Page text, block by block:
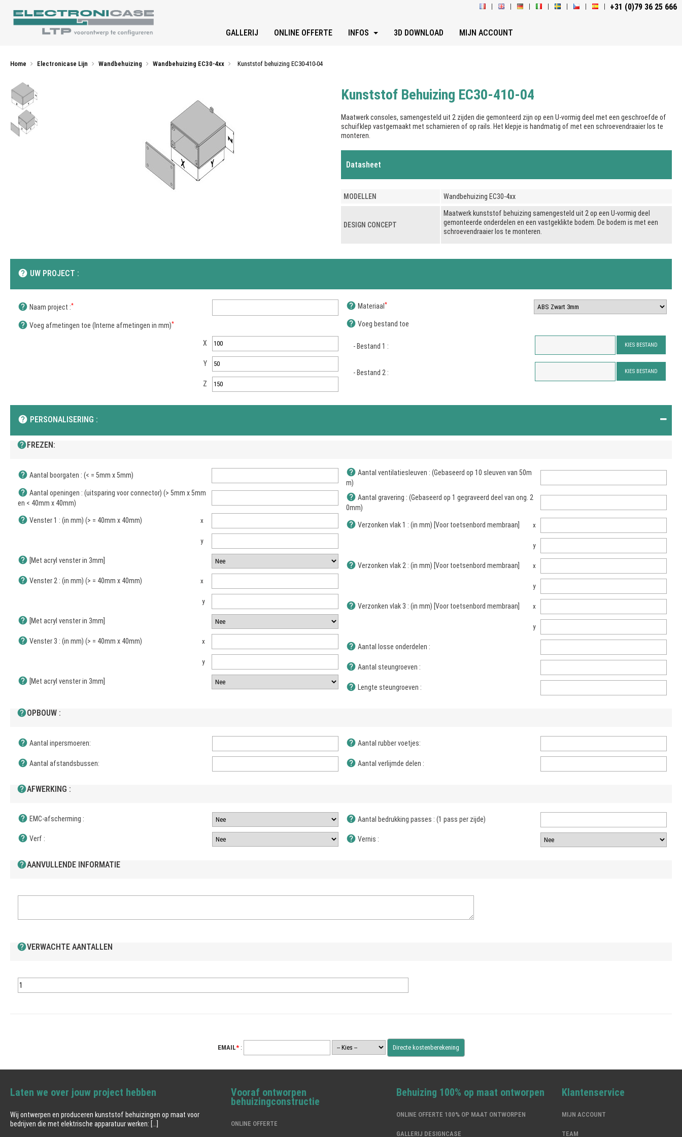
+31 (0)79 36 25 666
GALLERIJ ONLINE OFFERTE INFOS 3D DOWNLOAD MIJN ACCOUNT
Home Electronicase Lijn Wandbehuizing Wandbehuizing EC30-4xx Kunststof behuizing EC30-410-04
Kunststof Behuizing EC30-410-04
Maatwerk consoles, samengesteld uit 2 zijden die gemonteerd zijn op een U-vormig deel met een geschroefde of
schuifklep vastgemaakt met scharnieren of op rails. Het klepje is handmatig of met een schroevendraaier los te
monteren.
Datasheet
MODELLEN Wandbehuizing EC30-4xx
DESIGN CONCEPT
Maatwerk kunststof behuizing samengesteld uit 2 op een U-vormig deel
gemonteerde onderdelen en een vastgeklikte bodem. De bodem is met een
schroevendraaier los te monteren.
help UW PROJECT :
help Naam project :*
help Voeg afmetingen toe (Interne afmetingen in mm)*
X
Y
Z
help Materiaal *
help Voeg bestand toe
- Bestand 1 : KIES BESTAND
- Bestand 2 : KIES BESTAND
help PERSONALISERING :
helpFREZEN:
help Aantal boorgaten : (< = 5mm x 5mm)
help Aantal openingen : (uitsparing voor connector) (> 5mm x 5mm
en < 40mm x 40mm)
help Venster 1 : (in mm) (> = 40mm x 40mm) x
y
help [Met acryl venster in 3mm]
help Venster 2 : (in mm) (> = 40mm x 40mm) x
y
help [Met acryl venster in 3mm]
help Venster 3 : (in mm) (> = 40mm x 40mm) x
y
help [Met acryl venster in 3mm]
help Aantal ventilatiesleuven : (Gebaseerd op 10 sleuven van 50m
m)
help Aantal gravering : (Gebaseerd op 1 gegraveerd deel van ong. 2
0mm)
help Verzonken vlak 1 : (in mm) [Voor toetsenbord membraan] x
y
help Verzonken vlak 2 : (in mm) [Voor toetsenbord membraan] x
y
help Verzonken vlak 3 : (in mm) [Voor toetsenbord membraan] x
y
help Aantal losse onderdelen :
help Aantal steungroeven :
help Lengte steungroeven :
helpOPBOUW :
help Aantal inpersmoeren:
help Aantal afstandsbussen:
help Aantal rubber voetjes:
help Aantal verlijmde delen :
helpAFWERKING :
help EMC-afscherming :
help Verf :
help Aantal bedrukking passes : (1 pass per zijde)
help Vernis :
helpAANVULLENDE INFORMATIE
helpVERWACHTE AANTALLEN
EMAIL*:
Laten we over jouw project hebben
Wij ontwerpen en produceren kunststof behuizingen op maat voor
bedrijven die met elektrische apparatuur werken: [...]
Vooraf ontworpen
behuizingconstructie
ONLINE OFFERTE
Behuizing 100% op maat ontworpen
ONLINE OFFERTE 100% OP MAAT ONTWORPEN
GALLERIJ DESIGNCASE
Klantenservice
MIJN ACCOUNT
TEAM